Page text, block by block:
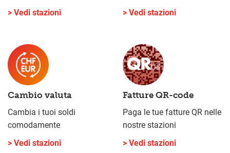
> Vedi stazioni
> Vedi stazioni
Cambio valuta
Cambia i tuoi soldi
comodamente
> Vedi stazioni
Fatture QR-code
Paga le tue fatture QR nelle
nostre stazioni
> Vedi stazioni